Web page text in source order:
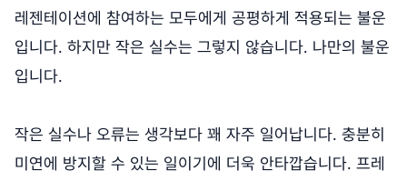
레젠테이션에 참여하는 모두에게 공평하게 적용되는 불운
입니다. 하지만 작은 실수는 그렇지 않습니다. 나만의 불운
입니다.
작은 실수나 오류는 생각보다 꽤 자주 일어납니다. 충분히
미연에 방지할 수 있는 일이기에 더욱 안타깝습니다. 프레